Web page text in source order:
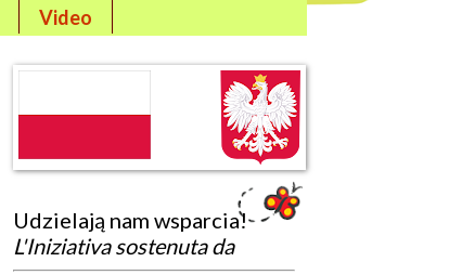
Video
Udzielają nam wsparcia!
L'Iniziativa sostenuta da